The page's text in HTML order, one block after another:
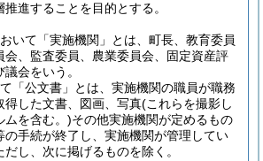
進することを目的とする。
いて「実施機関」とは、町長、教育委員
会、監査委員、農業委員会、固定資産評
会をいう。
「公文書」とは、実施機関の職員が職務
得した文書、図画、写真(これらを撮影し
ムを含む。)その他実施機関が定めるもの
の手続が終了し、実施機関が管理してい
だし、次に掲げるものを除く。